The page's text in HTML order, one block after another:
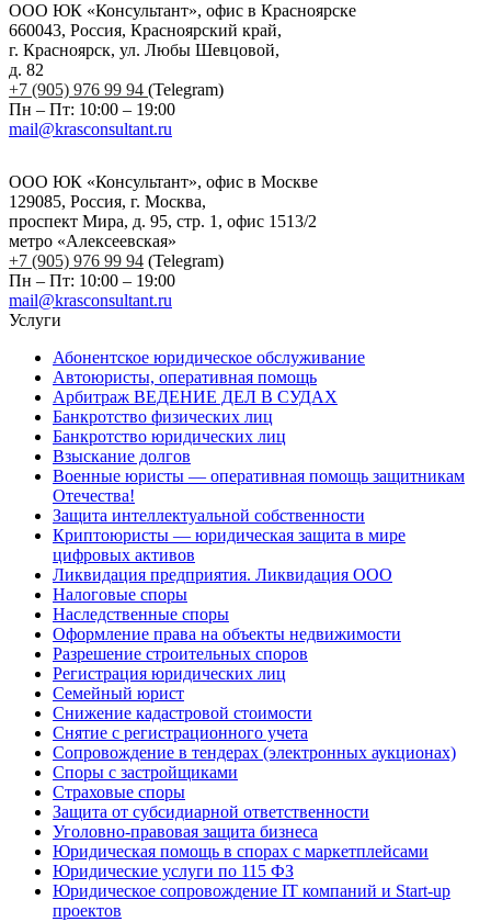
ООО ЮК «Консультант», офис в Красноярске
660043, Россия, Красноярский край,
г. Красноярск, ул. Любы Шевцовой,
д. 82
+7 (905) 976 99 94 (Telegram)
Пн – Пт: 10:00 – 19:00
mail@krasconsultant.ru
ООО ЮК «Консультант», офис в Москве
129085, Россия, г. Москва,
проспект Мира, д. 95, стр. 1, офис 1513/2
метро «Алексеевская»
+7 (905) 976 99 94 (Telegram)
Пн – Пт: 10:00 – 19:00
mail@krasconsultant.ru
Услуги
Абонентское юридическое обслуживание
Автоюристы, оперативная помощь
Арбитраж ВЕДЕНИЕ ДЕЛ В СУДАХ
Банкротство физических лиц
Банкротство юридических лиц
Взыскание долгов
Военные юристы — оперативная помощь защитникам
Отечества!
Защита интеллектуальной собственности
Криптоюристы — юридическая защита в мире
цифровых активов
Ликвидация предприятия. Ликвидация ООО
Налоговые споры
Наследственные споры
Оформление права на объекты недвижимости
Разрешение строительных споров
Регистрация юридических лиц
Семейный юрист
Снижение кадастровой стоимости
Снятие с регистрационного учета
Сопровождение в тендерах (электронных аукционах)
Споры с застройщиками
Страховые споры
Защита от субсидиарной ответственности
Уголовно-правовая защита бизнеса
Юридическая помощь в спорах с маркетплейсами
Юридические услуги по 115 ФЗ
Юридическое сопровождение IT компаний и Start-up
проектов